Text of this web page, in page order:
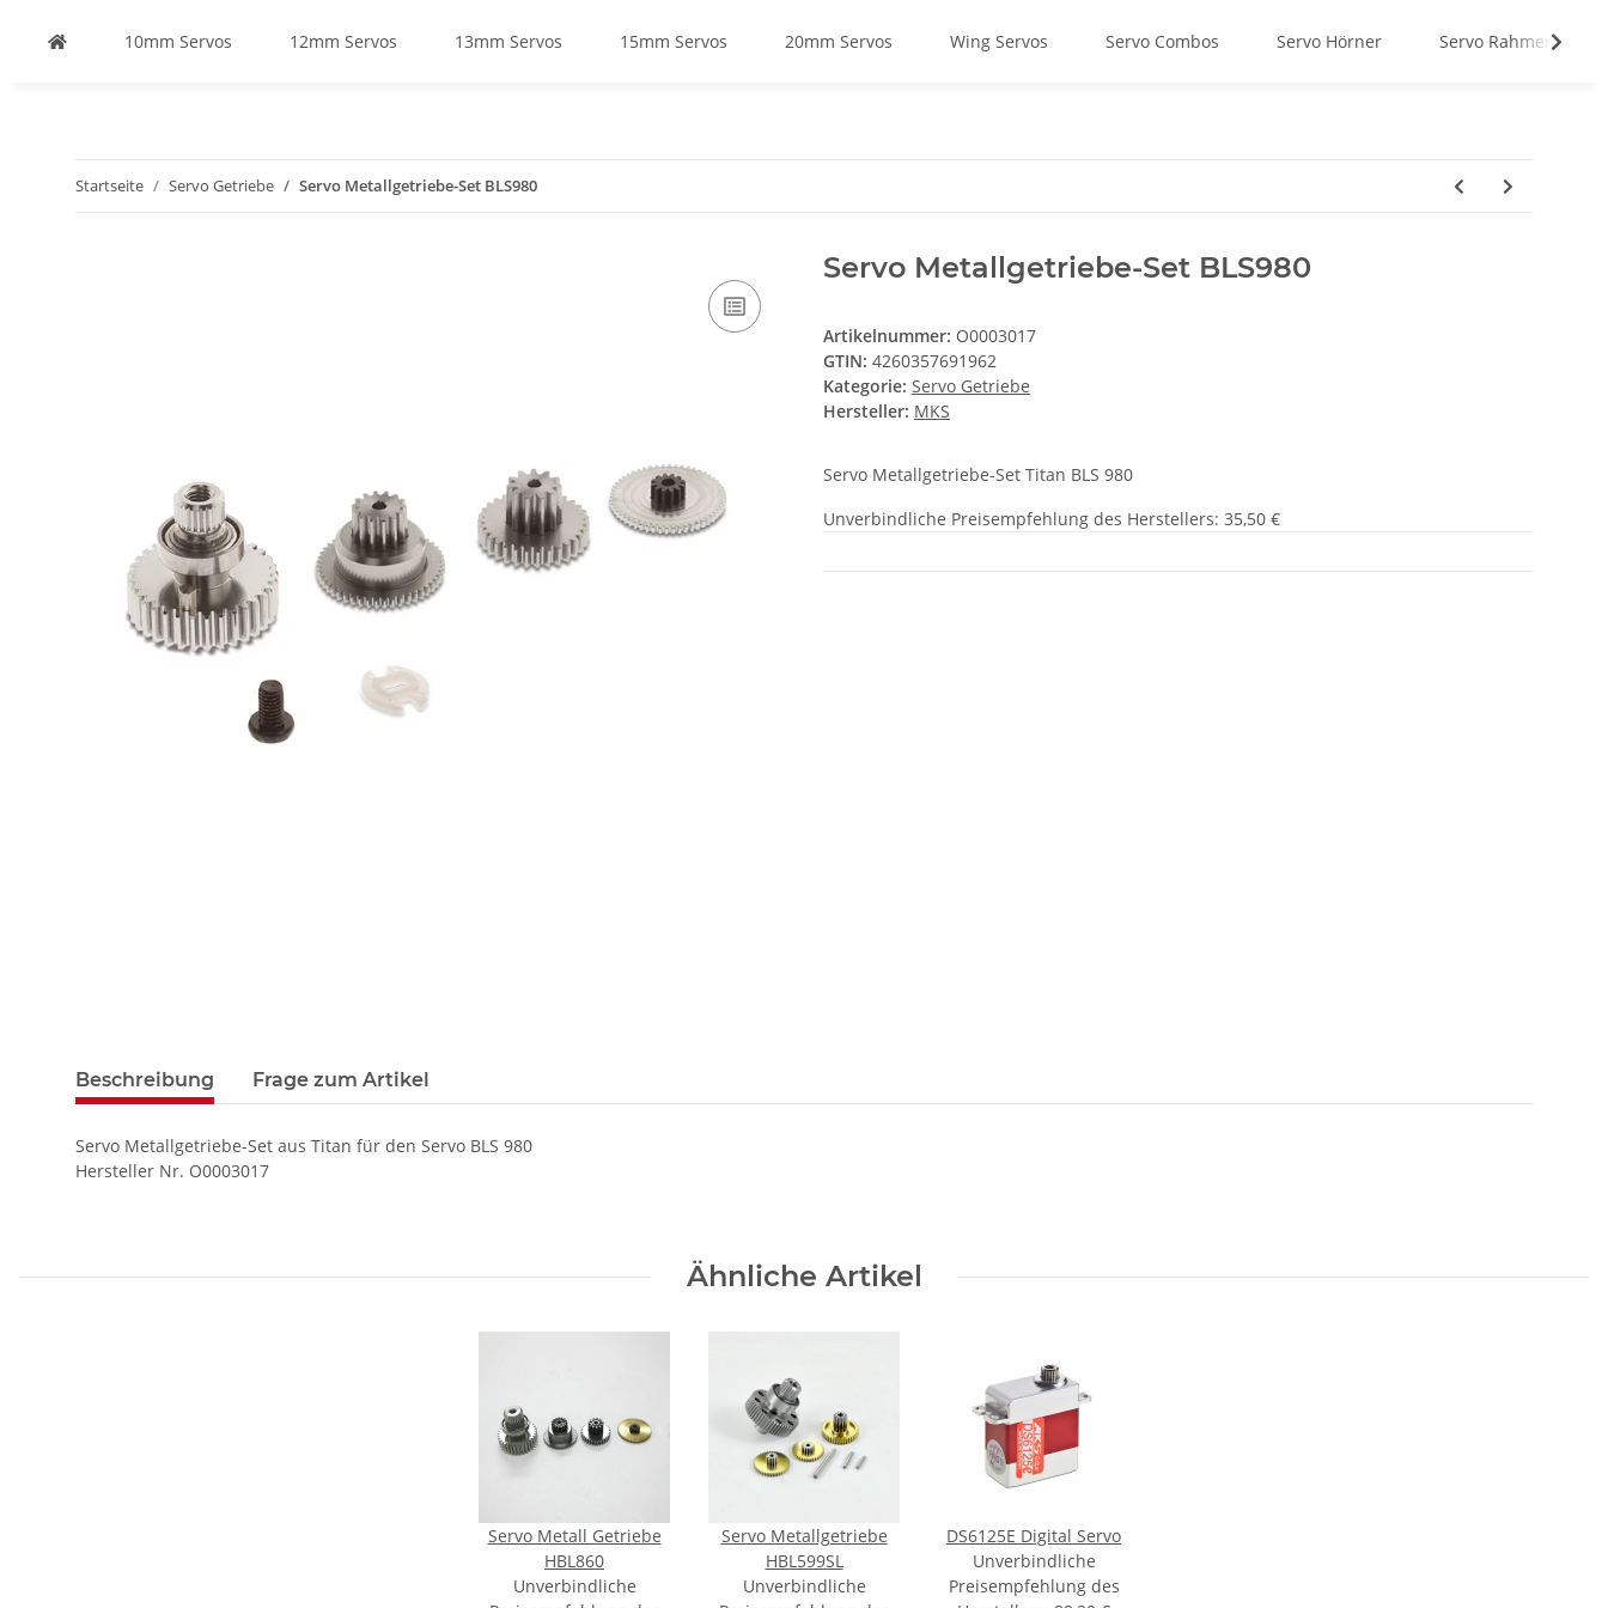
10mm Servos 12mm Servos 13mm Servos 15mm Servos 20mm Servos Wing Servos Servo Combos Servo Hörner Servo Rahmen
Startseite Servo Getriebe Servo Metallgetriebe-Set BLS980
Servo Metallgetriebe-Set BLS980
Artikelnummer: O0003017
GTIN: 4260357691962
Kategorie: Servo Getriebe
Hersteller: MKS
Servo Metallgetriebe-Set Titan BLS 980
Unverbindliche Preisempfehlung des Herstellers: 35,50 €
Beschreibung Frage zum Artikel
Servo Metallgetriebe-Set aus Titan für den Servo BLS 980
Hersteller Nr. O0003017
Ähnliche Artikel
Servo Metall Getriebe
HBL860
Unverbindliche
Servo Metallgetriebe
HBL599SL
Unverbindliche
DS6125E Digital Servo
Unverbindliche
Preisempfehlung des